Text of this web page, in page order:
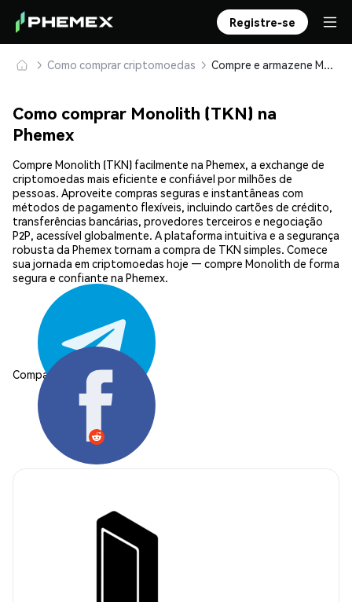
Registre-se
Como comprar criptomoedas Compre e armazene Monolith (TKN) com segurança
Como comprar Monolith (TKN) na
Phemex
Compre Monolith (TKN) facilmente na Phemex, a exchange de
criptomoedas mais eficiente e confiável por milhões de
pessoas. Aproveite compras seguras e instantâneas com
métodos de pagamento flexíveis, incluindo cartões de crédito,
transferências bancárias, provedores terceiros e negociação
P2P, acessível globalmente. A plataforma intuitiva e a segurança
robusta da Phemex tornam a compra de TKN simples. Comece
sua jornada em criptomoedas hoje — compre Monolith de forma
segura e confiante na Phemex.
Compartilhar: